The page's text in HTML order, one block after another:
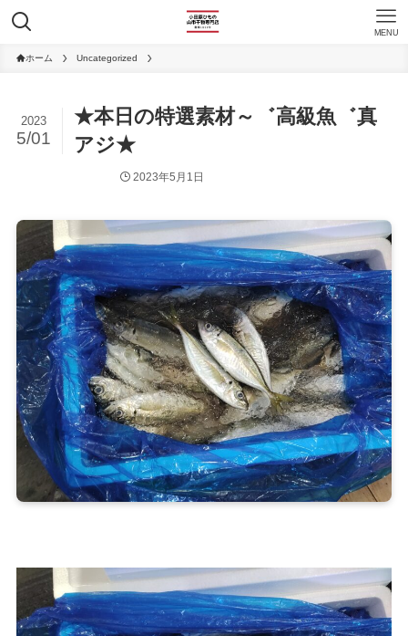
MENU
ホーム Uncategorized
★本日の特選素材～゛高級魚゛真
アジ★
2023
5/01
2023年5月1日